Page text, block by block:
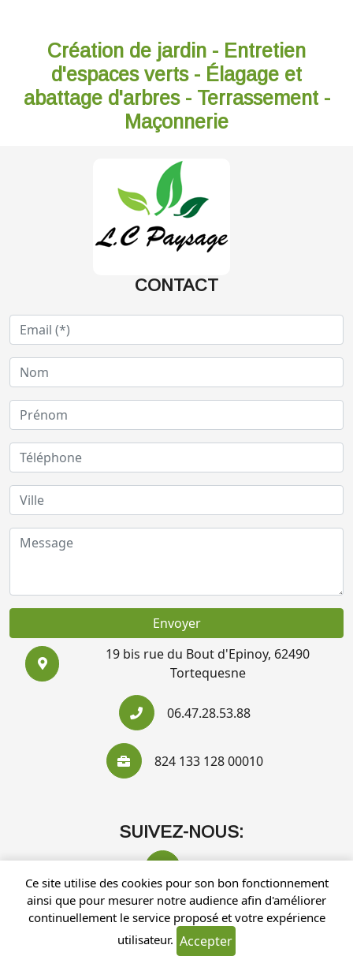
Création de jardin - Entretien
d'espaces verts - Élagage et
abattage d'arbres - Terrassement -
Maçonnerie
CONTACT
Envoyer
19 bis rue du Bout d'Epinoy, 62490
Tortequesne
06.47.28.53.88
824 133 128 00010
SUIVEZ-NOUS:
Recherches fréquentes
Ce site utilise des cookies pour son bon fonctionnement
ainsi que pour mesurer notre audience afin d'améliorer
continuellement le service proposé et votre expérience
utilisateur. Accepter